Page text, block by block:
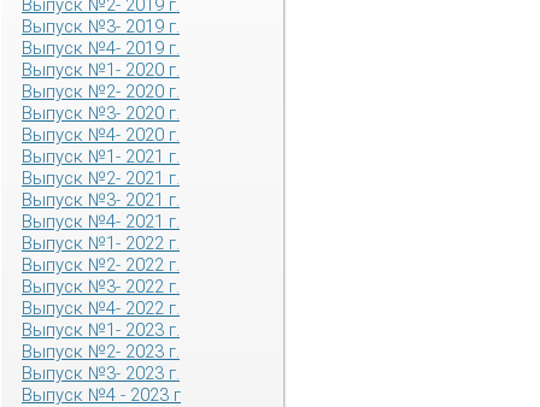
Выпуск №2- 2019 г.
Выпуск №3- 2019 г.
Выпуск №4- 2019 г.
Выпуск №1- 2020 г.
Выпуск №2- 2020 г.
Выпуск №3- 2020 г.
Выпуск №4- 2020 г.
Выпуск №1- 2021 г.
Выпуск №2- 2021 г.
Выпуск №3- 2021 г.
Выпуск №4- 2021 г.
Выпуск №1- 2022 г.
Выпуск №2- 2022 г.
Выпуск №3- 2022 г.
Выпуск №4- 2022 г.
Выпуск №1- 2023 г.
Выпуск №2- 2023 г.
Выпуск №3- 2023 г.
Выпуск №4 - 2023 г